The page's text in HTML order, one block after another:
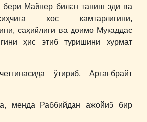
бери Майнер билан таниш эди ва
хос камтарлигини,
саҳийлиги ва доимо Муқаддас
ҳис этиб туришини ҳурмат
ўтириб, Арганбрайт
менда Раббийдан ажойиб бир